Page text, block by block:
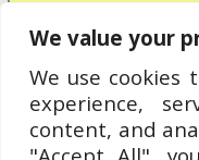
We value your
We use cookies
experience,
content, and
Ospitato da